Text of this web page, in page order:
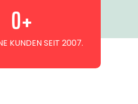
KUNDEN SEIT 2007.
0+